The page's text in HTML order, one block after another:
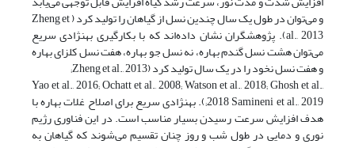
و می‌توان در طول یک سال چندین نسل از گیاهان را تولید کرد ( Zheng et
al., 2013). پژوهشگران نشان داده‌اند که با بکارگیری بهنژادی سریع
می‌توان هشت نسل گندم بهاره، نه نسل جو بهاره، هفت نسل کلزای بهاره‌
و هفت نسل نخود را در یک سال تولید کرد (Zheng et al., 2013;
Yao et al., 2016; Ochatt et al., 2008; Watson et al., 2018; Ghosh et al.,
2018 Samineni et al., 2019;). بهنژادی سریع برای اصلاح غلات بهاره‌ با
هدف افزایش سرعت رسیدن بسیار مناسب است. در این فناوری رژیم
نوری و دمایی در طول شب و روز چنان تقسیم می‌شوند که گیاهان به